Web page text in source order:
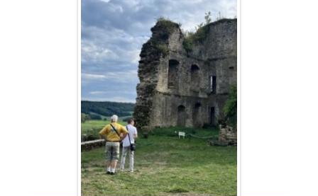
La 15/6 G –
1938/1947
La 15/6 D –
1947/1955
La 15/6 H –
1954/1956